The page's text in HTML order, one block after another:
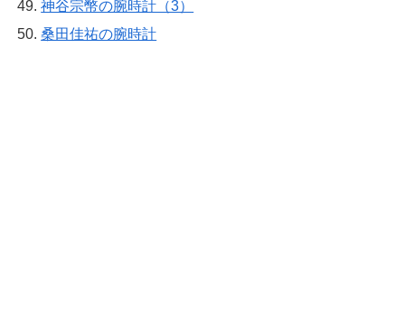
神谷宗幣の腕時計（3）
桑田佳祐の腕時計